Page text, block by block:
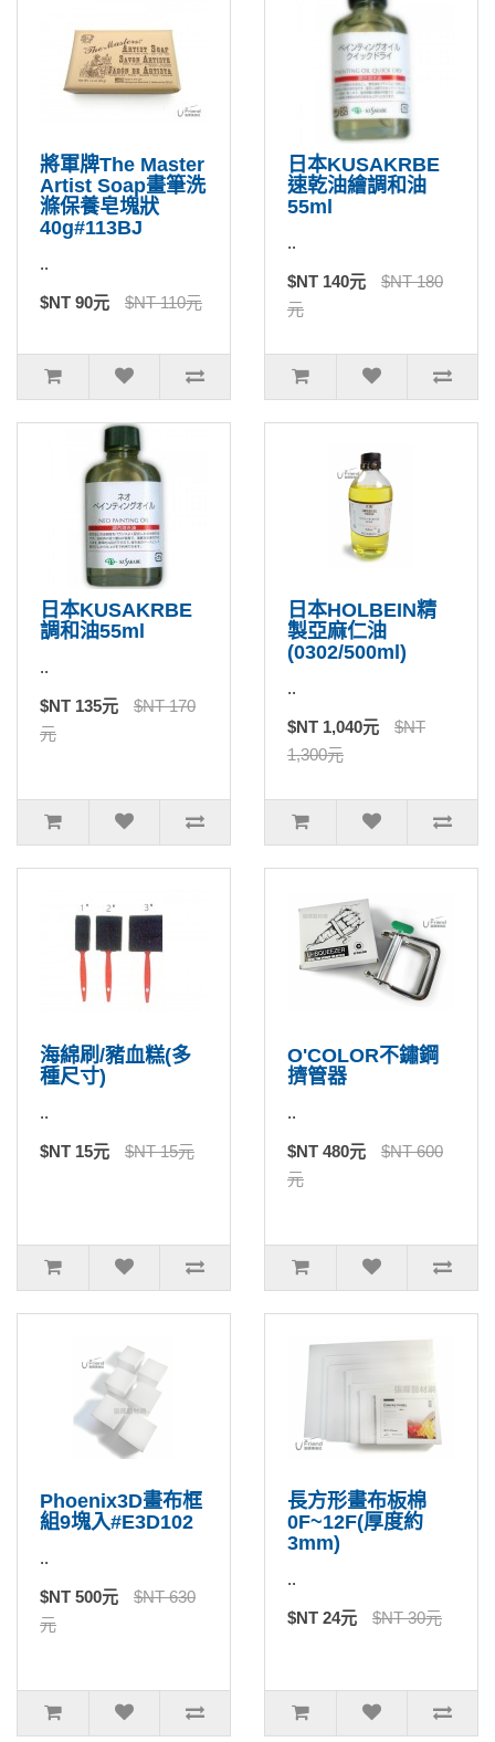
將軍牌The Master
Artist Soap畫筆洗
滌保養皂塊狀
40g#113BJ
..
$NT 90元 $NT 110元
日本KUSAKRBE
速乾油繪調和油
55ml
..
$NT 140元
$NT 180
元
日本KUSAKRBE
調和油55ml
..
$NT 135元
$NT 170
元
日本HOLBEIN精
製亞麻仁油
(0302/500ml)
..
$NT 1,040元
$NT
1,300元
海綿刷/豬血糕(多
種尺寸)
..
$NT 15元 $NT 15元
O'COLOR不鏽鋼
擠管器
..
$NT 480元
$NT 600
元
Phoenix3D畫布框
組9塊入#E3D102
..
$NT 500元
$NT 630
元
長方形畫布板棉
0F~12F(厚度約
3mm)
..
$NT 24元 $NT 30元